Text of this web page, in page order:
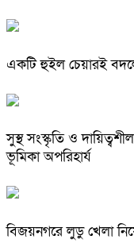
একটি হুইল চেয়ারই
সুস্থ সংস্কৃতি ও
ভূমিকা অপরিহার্য
বিজয়নগরে লুডু খেলা